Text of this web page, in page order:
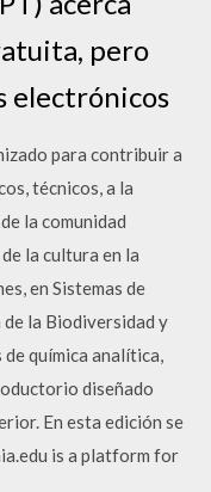
pero
electrónicos
para contribuir a
técnicos, a la
la comunidad
la cultura en la
en Sistemas de
la Biodiversidad y
química analítica,
diseñado
En esta edición se
is a platform for